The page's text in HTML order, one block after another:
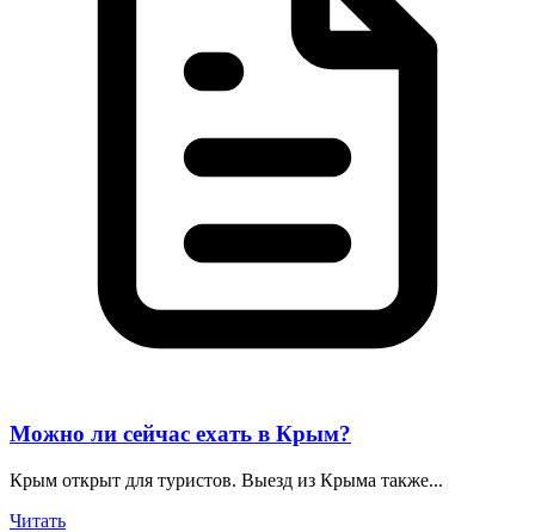
Можно ли сейчас ехать в Крым?
Крым открыт для туристов. Выезд из Крыма также...
Читать